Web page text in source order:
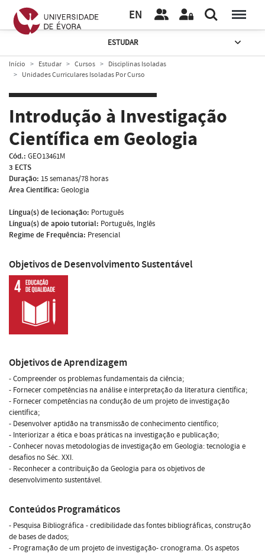
EN
ESTUDAR
Início Estudar Cursos
Disciplinas Isoladas
Unidades Curriculares Isoladas Por Curso
Introdução à Investigação
Científica em Geologia
Cód.: GEO13461M
3 ECTS
Duração: 15 semanas/78 horas
Área Científica: Geologia
Língua(s) de lecionação: Português
Língua(s) de apoio tutorial: Português, Inglês
Regime de Frequência: Presencial
Objetivos de Desenvolvimento Sustentável
Objetivos de Aprendizagem
- Compreender os problemas fundamentais da ciência;
- Fornecer competências na análise e interpretação da literatura científica;
- Fornecer competências na condução de um projeto de investigação
científica;
- Desenvolver aptidão na transmissão de conhecimento científico;
- Interiorizar a ética e boas práticas na investigação e publicação;
- Conhecer novas metodologias de investigação em Geologia: tecnologia e
desafios no Séc. XXI.
- Reconhecer a contribuição da Geologia para os objetivos de
desenvolvimento sustentável.
Conteúdos Programáticos
- Pesquisa Bibliográfica - credibilidade das fontes bibliográficas, construção
de bases de dados;
- Programação de um projeto de investigação- cronograma. Os aspetos